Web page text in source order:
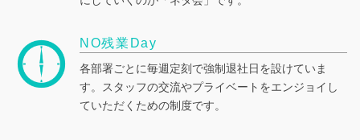
NO残業Day
各部署ごとに毎週定刻で強制退社日を設けていま
す。スタッフの交流やプライベートをエンジョイし
ていただくための制度です。